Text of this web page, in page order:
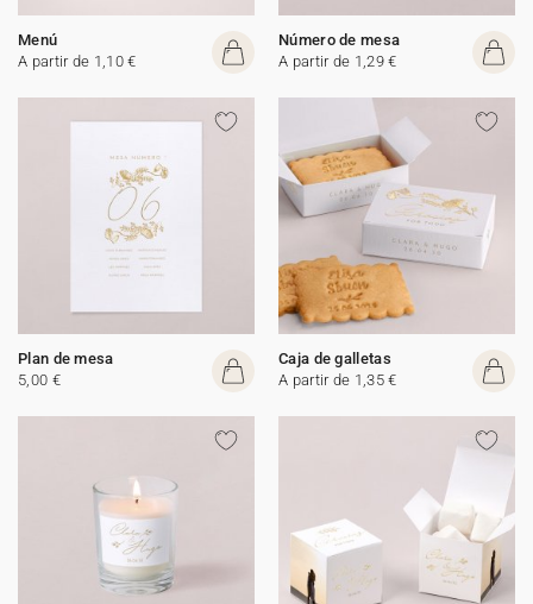
Menú
A partir de 1,10 €
Número de mesa
A partir de 1,29 €
Plan de mesa
5,00 €
Caja de galletas
A partir de 1,35 €